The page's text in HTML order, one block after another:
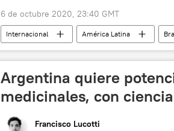
6 de octubre 2020, 23:40 GMT
Internacional América Latina
noticias
Argentina quiere
medicinales, con
Francisco Lucotti